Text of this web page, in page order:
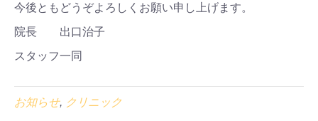
今後ともどうぞよろしくお願い申し上げます。
院長 出口治子
スタッフ一同
お知らせ, クリニック